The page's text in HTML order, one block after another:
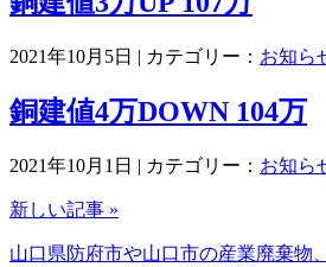
2021年10月5日 | カテゴリー： お知ら
銅建値4万DOWN 104万
2021年10月1日 | カテゴリー： お知ら
新しい記事 »
山口県防府市や山口市の産業廃棄物